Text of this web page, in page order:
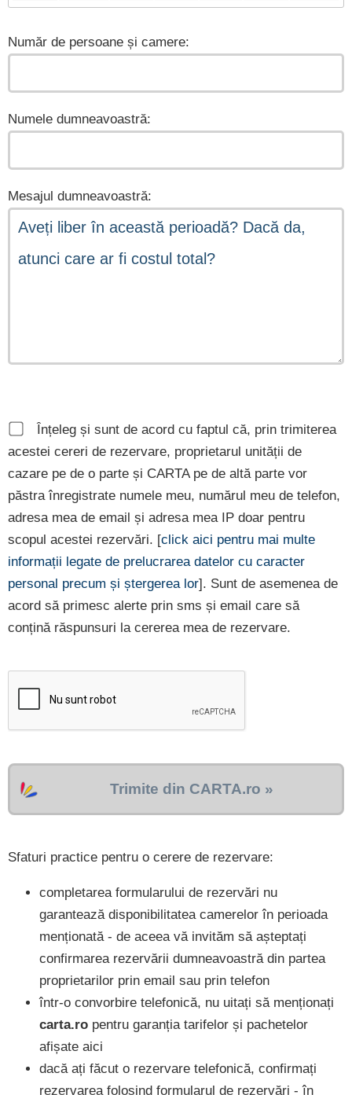
Număr de persoane și camere:
Numele dumneavoastră:
Mesajul dumneavoastră:
Înțeleg și sunt de acord cu faptul că, prin trimiterea
acestei cereri de rezervare, proprietarul unității de
cazare pe de o parte și CARTA pe de altă parte vor
păstra înregistrate numele meu, numărul meu de telefon,
adresa mea de email și adresa mea IP doar pentru
scopul acestei rezervări. [click aici pentru mai multe
informații legate de prelucrarea datelor cu caracter
personal precum și ștergerea lor]. Sunt de asemenea de
acord să primesc alerte prin sms și email care să
conțină răspunsuri la cererea mea de rezervare.
Trimite din CARTA.ro »
Sfaturi practice pentru o cerere de rezervare:
completarea formularului de rezervări nu
garantează disponibilitatea camerelor în perioada
menționată - de aceea vă invităm să așteptați
confirmarea rezervării dumneavoastră din partea
proprietarilor prin email sau prin telefon
într-o convorbire telefonică, nu uitați să menționați
carta.ro pentru garanția tarifelor și pachetelor
afișate aici
dacă ați făcut o rezervare telefonică, confirmați
rezervarea folosind formularul de rezervări - în